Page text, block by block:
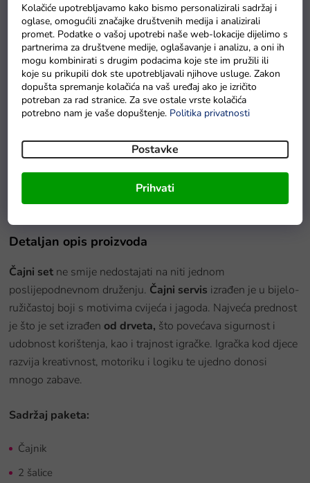
Kolačiće upotrebljavamo kako bismo personalizirali sadržaj i
oglase, omogućili značajke društvenih medija i analizirali
promet. Podatke o vašoj upotrebi naše web-lokacije dijelimo s
partnerima za društvene medije, oglašavanje i analizu, a oni ih
mogu kombinirati s drugim podacima koje ste im pružili ili
koje su prikupili dok ste upotrebljavali njihove usluge. Zakon
dopušta spremanje kolačića na vaš uređaj ako je izričito
potreban za rad stranice. Za sve ostale vrste kolačića
potrebno nam je vaše dopuštenje. Politika privatnosti
Postavke
Prihvati
u redu
Drvena vaga s metalnim zdjelicama + 6 utega
Detaljan opis proizvoda
Čajni set ne smije nedostajati na niti jednom
poslijepodnevnom druženju. Čajni servis izrađen je u bijelo-
ružičastoj boji s motivima cvijeća i jagoda. Najveća prednost
je što je set izrađen od drveta, što povećava sigurnost i
udobnost korištenja, kao i trajnost igračke. Igračka kod djece
razvija kreativnost, motoriku i logiku te ujedno donosi
mnogo zabave.
Sadržaj paketa:
Čajnik
2 šalice